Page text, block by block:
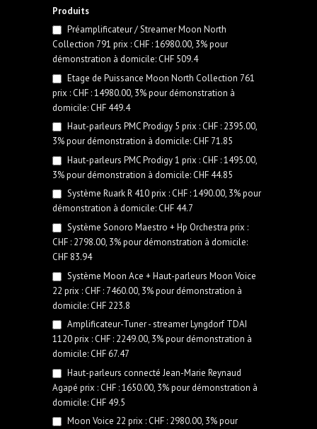
Produits
Préamplificateur / Streamer Moon North
Collection 791 prix : CHF : 16980.00, 3% pour
démonstration à domicile: CHF 509.4
Etage de Puissance Moon North Collection 761
prix : CHF : 14980.00, 3% pour démonstration à
domicile: CHF 449.4
Haut-parleurs PMC Prodigy 5 prix : CHF : 2395.00,
3% pour démonstration à domicile: CHF 71.85
Haut-parleurs PMC Prodigy 1 prix : CHF : 1495.00,
3% pour démonstration à domicile: CHF 44.85
Système Ruark R 410 prix : CHF : 1490.00, 3% pour
démonstration à domicile: CHF 44.7
Système Sonoro Maestro + Hp Orchestra prix :
CHF : 2798.00, 3% pour démonstration à domicile:
CHF 83.94
Système Moon Ace + Haut-parleurs Moon Voice
22 prix : CHF : 7460.00, 3% pour démonstration à
domicile: CHF 223.8
Amplificateur-Tuner - streamer Lyngdorf TDAI
1120 prix : CHF : 2249.00, 3% pour démonstration à
domicile: CHF 67.47
Haut-parleurs connecté Jean-Marie Reynaud
Agapé prix : CHF : 1650.00, 3% pour démonstration à
domicile: CHF 49.5
Moon Voice 22 prix : CHF : 2980.00, 3% pour